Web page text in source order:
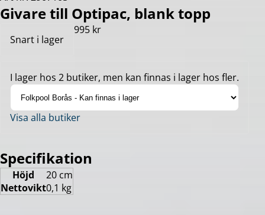
Givare till Optipac, blank topp
Snart i lager
995 kr
I lager hos 2 butiker, men kan finnas i lager hos fler.
Visa alla butiker
Specifikation
Höjd
20 cm
Nettovikt0,1 kg